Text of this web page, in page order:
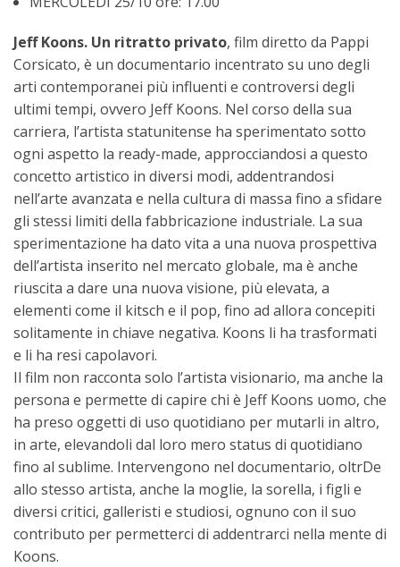
Contatti
Jeff Koons. Un ritratto privato, film diretto da Pappi
Corsicato, è un documentario incentrato su uno degli
arti contemporanei più influenti e controversi degli
ultimi tempi, ovvero Jeff Koons. Nel corso della sua
carriera, l’artista statunitense ha sperimentato sotto
ogni aspetto la ready-made, approcciandosi a questo
concetto artistico in diversi modi, addentrandosi
nell’arte avanzata e nella cultura di massa fino a sfidare
gli stessi limiti della fabbricazione industriale. La sua
sperimentazione ha dato vita a una nuova prospettiva
dell’artista inserito nel mercato globale, ma è anche
riuscita a dare una nuova visione, più elevata, a
elementi come il kitsch e il pop, fino ad allora concepiti
solitamente in chiave negativa. Koons li ha trasformati
e li ha resi capolavori.
Il film non racconta solo l’artista visionario, ma anche la
persona e permette di capire chi è Jeff Koons uomo, che
ha preso oggetti di uso quotidiano per mutarli in altro,
in arte, elevandoli dal loro mero status di quotidiano
fino al sublime. Intervengono nel documentario, oltrDe
allo stesso artista, anche la moglie, la sorella, i figli e
diversi critici, galleristi e studiosi, ognuno con il suo
contributo per permetterci di addentrarci nella mente di
Koons.